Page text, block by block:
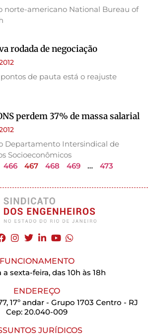
norte-americano National Bureau of
rodada de negociação
de pauta está o reajuste
perdem 37% de massa salarial
Departamento Intersindical de
Socioeconômicos
466 467 468 469 … 473
FUNCIONAMENTO
a sexta-feira, das 10h às 18h
ENDEREÇO
17º andar - Grupo 1703 Centro - RJ
Cep: 20.040-009
JURÍDICOS